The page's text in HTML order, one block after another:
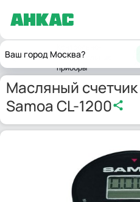
Ваш город Москва?
Главнаяизмерительные
приборы
Масляный
Samoa CL-1200